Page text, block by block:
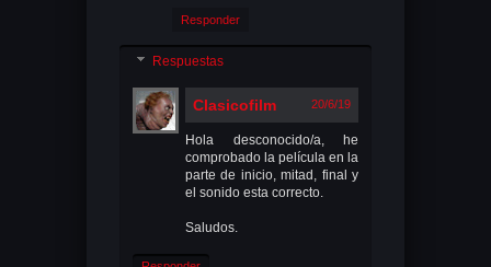
Responder
Respuestas
Clasicofilm 20/6/19
Hola desconocido/a, he
comprobado la película en la
parte de inicio, mitad, final y
el sonido esta correcto.
Saludos.